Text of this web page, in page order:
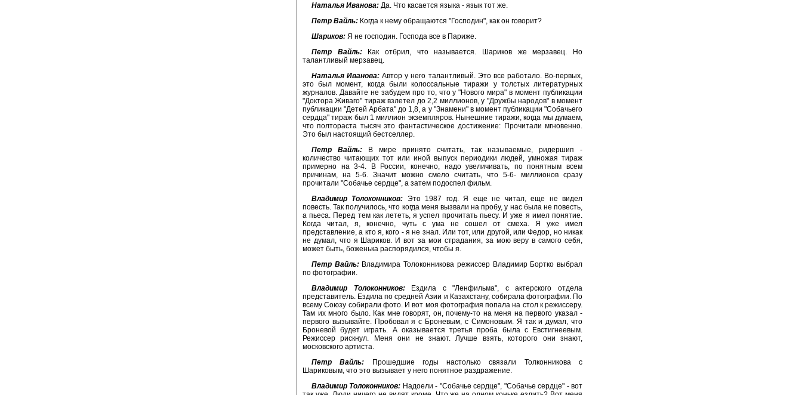
Наталья Иванова: Да. Что касается языка - язык тот же.
Петр Вайль: Когда к нему обращаются "Господин", как он говорит?
Шариков: Я не господин. Господа все в Париже.
Петр Вайль:Как отбрил, что называется. Шариков же мерзавец. Но
талантливый мерзавец.
Наталья Иванова: Автор у него талантливый. Это все работало. Во-первых,
это был момент, когда были колоссальные тиражи у толстых литературных
журналов. Давайте не забудем про то, что у "Нового мира" в момент публикации
"Доктора Живаго" тираж взлетел до 2,2 миллионов, у "Дружбы народов" в момент
публикации "Детей Арбата" до 1,8, а у "Знамени" в момент публикации "Собачьего
сердца" тираж был 1 миллион экземпляров. Нынешние тиражи, когда мы думаем,
что полтораста тысяч это фантастическое достижение: Прочитали мгновенно.
Это был настоящий бестселлер.
Петр Вайль: В мире принято считать, так называемые, ридершип -
количество читающих тот или иной выпуск периодики людей, умножая тираж
примерно на 3-4. В России, конечно, надо увеличивать, по понятным всем
причинам, на 5-6. Значит можно смело считать, что 5-6- миллионов сразу
прочитали "Собачье сердце", а затем подоспел фильм.
Владимир Толоконников: Это 1987 год. Я еще не читал, еще не видел
повесть. Так получилось, что когда меня вызвали на пробу, у нас была не повесть,
а пьеса. Перед тем как лететь, я успел прочитать пьесу. И уже я имел понятие.
Когда читал, я, конечно, чуть с ума не сошел от смеха. Я уже имел
представление, а кто я, кого - я не знал. Или тот, или другой, или Федор, но никак
не думал, что я Шариков. И вот за мои страдания, за мою веру в самого себя,
может быть, боженька распорядился, чтобы я.
Петр Вайль:Владимира Толоконникова режиссер Владимир Бортко выбрал
по фотографии.
Владимир Толоконников:Ездила с "Ленфильма", с актерского отдела
представитель. Ездила по средней Азии и Казахстану, собирала фотографии. По
всему Союзу собирали фото. И вот моя фотография попала на стол к режиссеру.
Там их много было. Как мне говорят, он, почему-то на меня на первого указал -
первого вызывайте. Пробовал я с Броневым, с Симоновым. Я так и думал, что
Броневой будет играть. А оказывается третья проба была с Евстигнеевым.
Режиссер рискнул. Меня они не знают. Лучше взять, которого они знают,
московского артиста.
Петр Вайль: Прошедшие годы настолько связали Толконникова с
Шариковым, что это вызывает у него понятное раздражение.
Владимир Толоконников: Надоели - "Собачье сердце", "Собачье сердце" - вот